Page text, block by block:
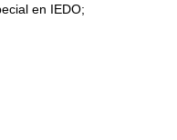
en IEDO;